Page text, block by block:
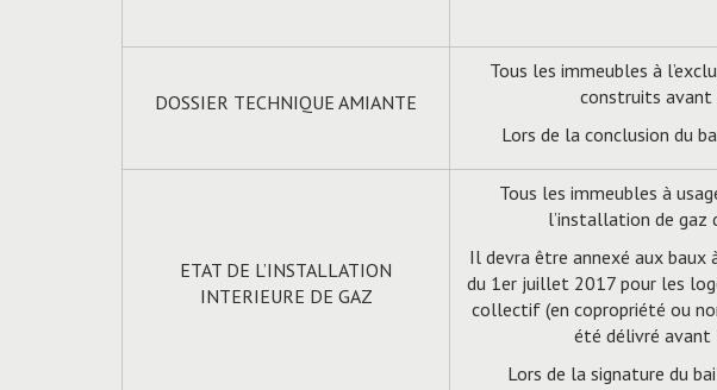
DOSSIER TECHNIQUE AMIANTE
Tous les immeubles à
construits
Lors de la conclusion du
ETAT DE L’INSTALLATION
INTERIEURE DE GAZ
Tous les immeubles à
l’installation de gaz
Il devra être annexé aux baux
du 1er juillet 2017 pour les
collectif (en copropriété ou
été délivré avant
Lors de la signature du